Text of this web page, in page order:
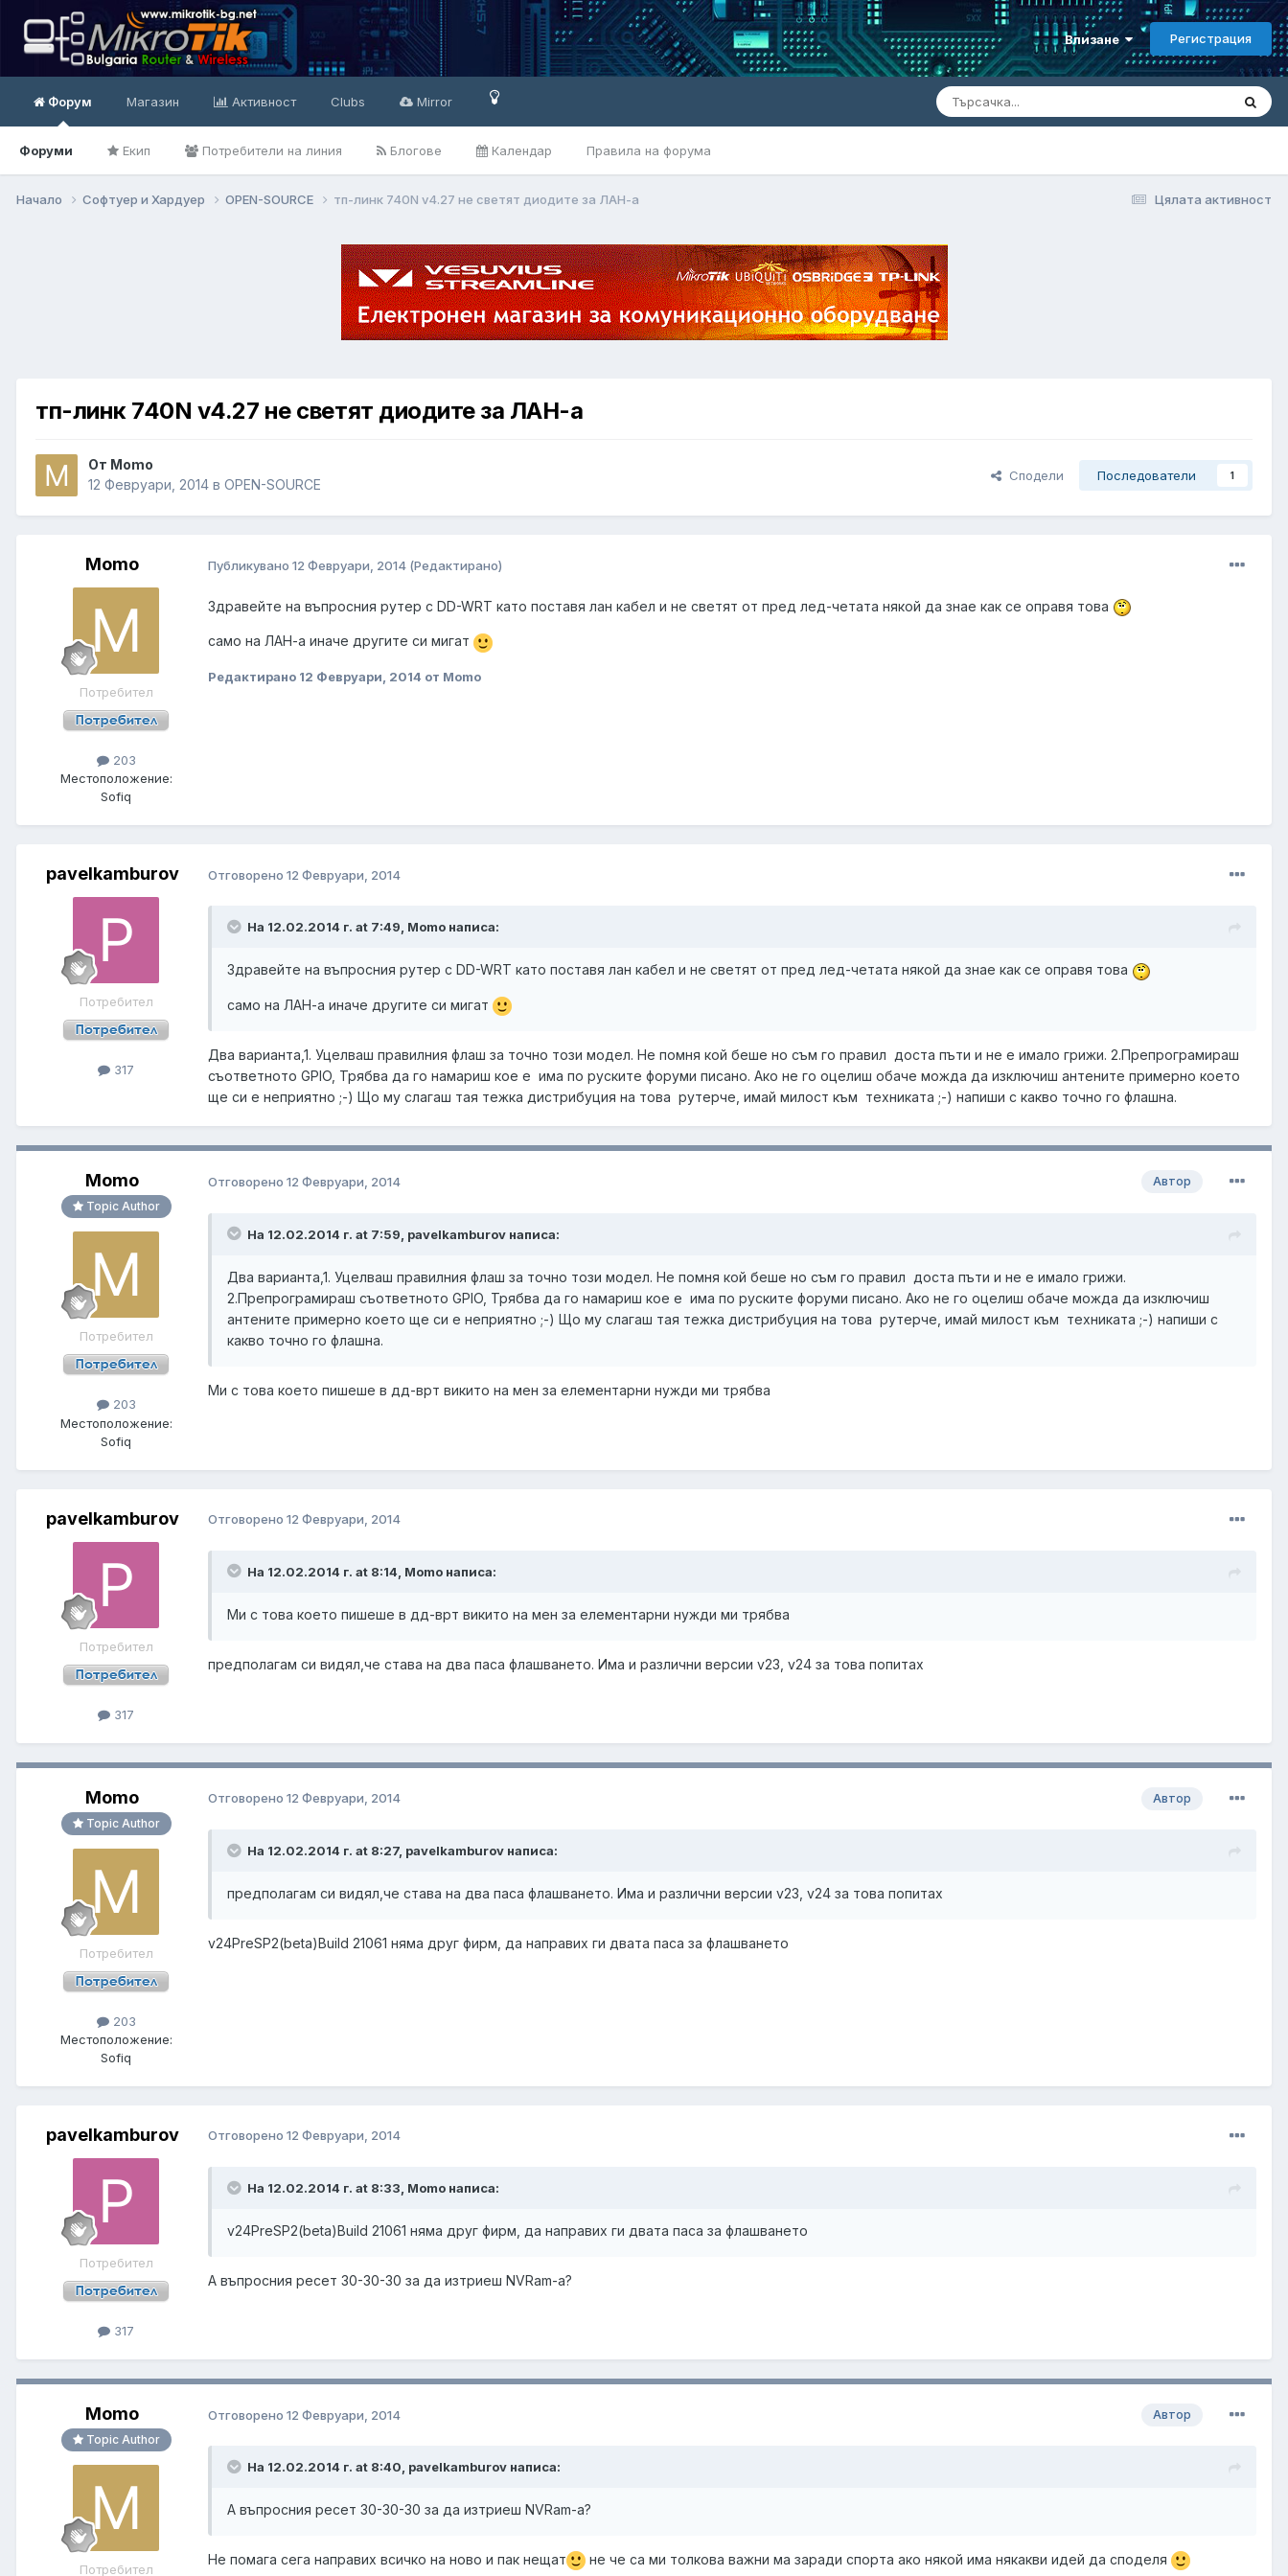
Влизане Регистрация
Форум
Форуми Екип Потребители на линия Блогове Календар Правила на форума
Магазин Активност Clubs Mirror
Цялата активност
Начало Софтуер и Хардуер OPEN-SOURCE тп-линк 740N v4.27 не светят диодите за ЛАН-а
тп-линк 740N v4.27 не светят диодите за ЛАН-а
От Momo
12 Февруари, 2014 в OPEN-SOURCE
Сподели Последователи 1
Momo
Потребител
203
Местоположение:
Sofiq
Публикувано 12 Февруари, 2014 (Редактирано)
Здравейте на въпросния рутер с DD-WRT като поставя лан кабел и не светят от пред лед-четата някой да знае как се оправя това
само на ЛАН-а иначе другите си мигат
Редактирано 12 Февруари, 2014 от Momo
pavelkamburov
Потребител
317
Отговорено 12 Февруари, 2014
На 12.02.2014 г. at 7:49, Momo написа:
Здравейте на въпросния рутер с DD-WRT като поставя лан кабел и не светят от пред лед-четата някой да знае как се оправя това
само на ЛАН-а иначе другите си мигат
Два варианта,1. Уцелваш правилния флаш за точно този модел. Не помня кой беше но съм го правил доста пъти и не е имало грижи. 2.Препрограмираш
съответното GPIO, Трябва да го намариш кое е има по руските форуми писано. Ако не го оцелиш обаче можда да изключиш антените примерно което
ще си е неприятно ;-) Що му слагаш тая тежка дистрибуция на това рутерче, имай милост към техниката ;-) напиши с какво точно го флашна.
Momo
Topic Author
Потребител
203
Местоположение:
Sofiq
Автор
Отговорено 12 Февруари, 2014
На 12.02.2014 г. at 7:59, pavelkamburov написа:
Два варианта,1. Уцелваш правилния флаш за точно този модел. Не помня кой беше но съм го правил доста пъти и не е имало грижи.
2.Препрограмираш съответното GPIO, Трябва да го намариш кое е има по руските форуми писано. Ако не го оцелиш обаче можда да изключиш
антените примерно което ще си е неприятно ;-) Що му слагаш тая тежка дистрибуция на това рутерче, имай милост към техниката ;-) напиши с
какво точно го флашна.
Ми с това което пишеше в дд-врт викито на мен за елементарни нужди ми трябва
pavelkamburov
Потребител
317
Отговорено 12 Февруари, 2014
На 12.02.2014 г. at 8:14, Momo написа:
Ми с това което пишеше в дд-врт викито на мен за елементарни нужди ми трябва
предполагам си видял,че става на два паса флашването. Има и различни версии v23, v24 за това попитах
Momo
Topic Author
Потребител
203
Местоположение:
Sofiq
Автор
Отговорено 12 Февруари, 2014
На 12.02.2014 г. at 8:27, pavelkamburov написа:
предполагам си видял,че става на два паса флашването. Има и различни версии v23, v24 за това попитах
v24PreSP2(beta)Build 21061 няма друг фирм, да направих ги двата паса за флашването
pavelkamburov
Потребител
317
Отговорено 12 Февруари, 2014
На 12.02.2014 г. at 8:33, Momo написа:
v24PreSP2(beta)Build 21061 няма друг фирм, да направих ги двата паса за флашването
А въпросния ресет 30-30-30 за да изтриеш NVRam-a?
Momo
Topic Author
Потребител
Автор
Отговорено 12 Февруари, 2014
На 12.02.2014 г. at 8:40, pavelkamburov написа:
А въпросния ресет 30-30-30 за да изтриеш NVRam-a?
Не помага сега направих всичко на ново и пак нещат не че са ми толкова важни ма заради спорта ако някой има някакви идей да споделя